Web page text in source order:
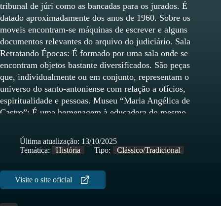
tribunal de júri como as bancadas para os jurados. É
datado aproximadamente dos anos de 1960. Sobre os
moveis encontram-se máquinas de escrever e alguns
documentos relevantes do arquivo do judiciário. Sala
Retratando Épocas: É formado por uma sala onde se
encontram objetos bastante diversificados. São peças
que, individualmente ou em conjunto, representam o
universo do santo-antoniense com relação a ofícios,
espiritualidade e pessoas. Museu “Maria Angélica de
Castro”: É uma homenagem à educadora do mesmo
educação. Construiu o Colégio Senhora de Fátima ,
inaugurado em 1956. O mobiliário e os objetos
linhas simples, desprovidos de adornos
desnecessários. O acervo , composto por cama,
Última atualização: 13/10/2025
Temática:
História Tipo: Clássico/Tradicional